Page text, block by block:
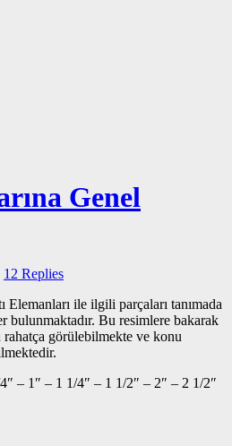
Genel
12 Replies
Elemanları ile ilgili parçaları tanımada
bulunmaktadır. Bu resimlere bakarak
görülebilmekte ve konu
– 1″ – 1 1/4″ – 1 1/2″ – 2″ – 2 1/2″